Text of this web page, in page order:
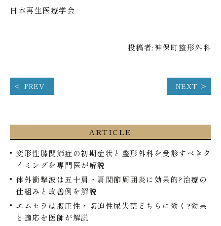
日本再生医療学会
投稿者:神保町整形外科
PREV NEXT
ARTICLE
変形性膝関節症の初期症状と整形外科を受診すべきタ
イミングを専門医が解説
体外衝撃波は五十肩・肩関節周囲炎に効果的?治療の
仕組みと改善例を解説
エムセラは腹圧性・切迫性尿失禁どちらに効く?効果
と適応を医師が解説